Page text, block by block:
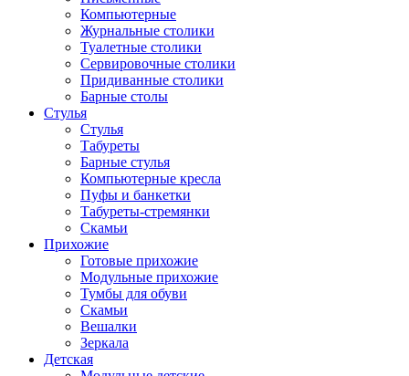
Компьютерные
Журнальные столики
Туалетные столики
Сервировочные столики
Придиванные столики
Барные столы
Стулья
Стулья
Табуреты
Барные стулья
Компьютерные кресла
Пуфы и банкетки
Табуреты-стремянки
Скамьи
Прихожие
Готовые прихожие
Модульные прихожие
Тумбы для обуви
Скамьи
Вешалки
Зеркала
Детская